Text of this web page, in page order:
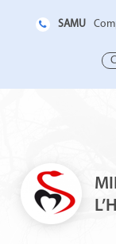
SAMU